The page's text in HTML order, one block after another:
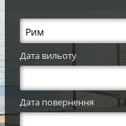
Дата вильоту
Дата повернення